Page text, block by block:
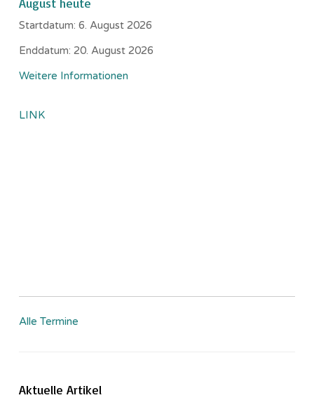
Startdatum: 6. August 2026
Enddatum: 20. August 2026
Weitere Informationen
LINK
Alle Termine
Aktuelle Artikel